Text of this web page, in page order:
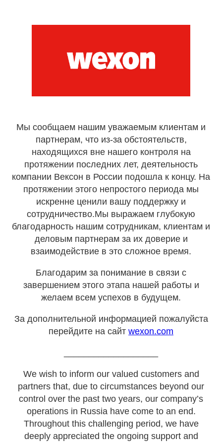
Мы сообщаем нашим уважаемым клиентам и
партнерам, что из-за обстоятельств,
находящихся вне нашего контроля на
протяжении последних лет, деятельность
компании Вексон в России подошла к концу. На
протяжении этого непростого периода мы
искренне ценили вашу поддержку и
сотрудничество.Мы выражаем глубокую
благодарность нашим сотрудникам, клиентам и
деловым партнерам за их доверие и
взаимодействие в это сложное время.
Благодарим за понимание в связи с
завершением этого этапа нашей работы и
желаем всем успехов в будущем.
За дополнительной информацией пожалуйста
перейдите на сайт wexon.com
We wish to inform our valued customers and
partners that, due to circumstances beyond our
control over the past two years, our company’s
operations in Russia have come to an end.
Throughout this challenging period, we have
deeply appreciated the ongoing support and